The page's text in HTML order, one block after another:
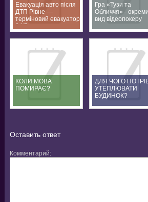
Евакуація авто після
ДТП Рівне —
терміновий евакуатор
24/7
Гра «Тузи та
Обличчя» -
вид відеопокеру
КОЛИ МОВА
ПОМИРАЄ?
ДЛЯ ЧОГО
УТЕПЛЮВАТИ
БУДИНОК?
Оставить ответ
Комментарий